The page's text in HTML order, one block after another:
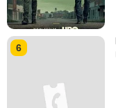
6